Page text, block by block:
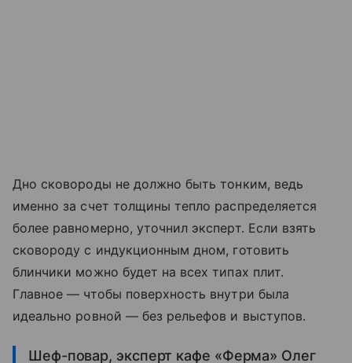
Дно сковороды не должно быть тонким, ведь
именно за счет толщины тепло распределяется
более равномерно, уточнил эксперт. Если взять
сковороду с индукционным дном, готовить
блинчики можно будет на всех типах плит.
Главное — чтобы поверхность внутри была
идеально ровной — без рельефов и выступов.
Шеф-повар, эксперт кафе «Ферма» Олег